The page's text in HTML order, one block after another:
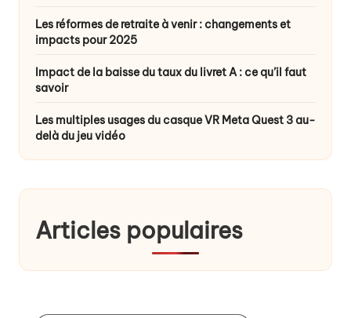
Les réformes de retraite à venir : changements et
impacts pour 2025
Impact de la baisse du taux du livret A : ce qu’il faut
savoir
Les multiples usages du casque VR Meta Quest 3 au-
delà du jeu vidéo
Articles populaires